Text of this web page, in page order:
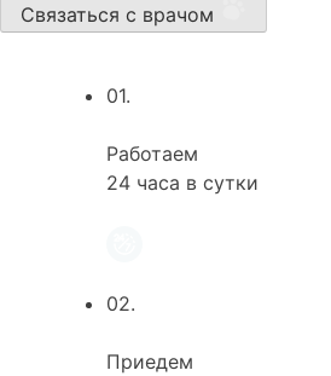
Связаться с врачом
01.
Работаем
24 часа в сутки
02.
Приедем